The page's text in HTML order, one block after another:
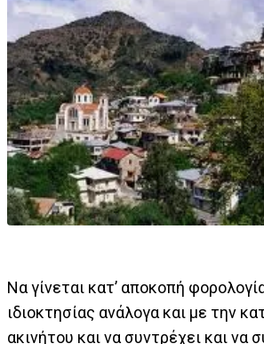
Να γίνεται κατ’ αποκοπή
ιδιοκτησίας ανάλογα και με την
ακινήτου και να συντρέχει και να